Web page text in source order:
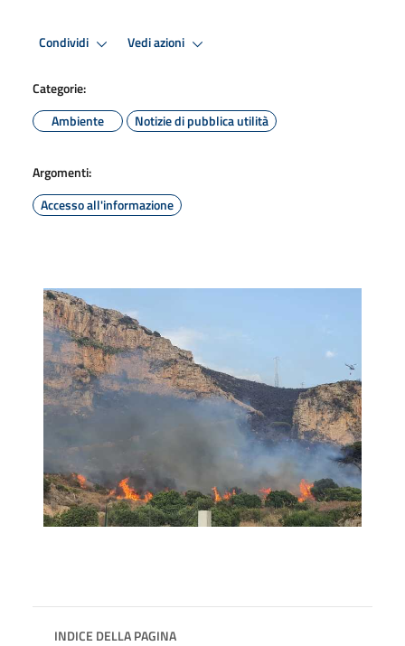
Condividi Vedi azioni
Categorie:
Ambiente
Notizie di pubblica utilità
Argomenti:
Accesso all'informazione
INDICE DELLA PAGINA